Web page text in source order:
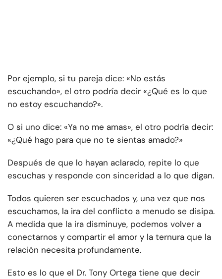
Por ejemplo, si tu pareja dice: «No estás
escuchando», el otro podría decir «¿Qué es lo que
no estoy escuchando?».
O si uno dice: «Ya no me amas», el otro podría decir:
«¿Qué hago para que no te sientas amado?»
Después de que lo hayan aclarado, repite lo que
escuchas y responde con sinceridad a lo que digan.
Todos quieren ser escuchados y, una vez que nos
escuchamos, la ira del conflicto a menudo se disipa.
A medida que la ira disminuye, podemos volver a
conectarnos y compartir el amor y la ternura que la
relación necesita profundamente.
Esto es lo que el Dr. Tony Ortega tiene que decir